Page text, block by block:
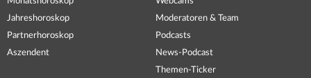
Jahreshoroskop
Partnerhoroskop
Aszendent
Moderatoren & Team
Podcasts
News-Podcast
Themen-Ticker